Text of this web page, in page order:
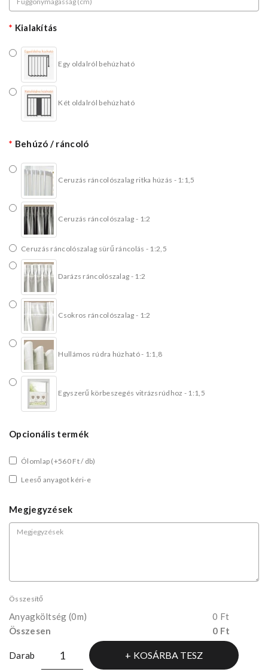
Kialakítás
Egy oldalról behúzható
Két oldalról behúzható
Behúzó / ráncoló
Ceruzás ráncolószalag ritka húzás - 1:1,5
Ceruzás ráncolószalag - 1:2
Ceruzás ráncolószalag sürű ráncolás - 1:2,5
Darázs ráncolószalag - 1:2
Csokros ráncolószalag - 1:2
Hullámos rúdra húzható - 1:1,8
Egyszerű körbeszegés vitrázsrúdhoz - 1:1,5
Opcionális termék
Ólomlap (+560 Ft / db)
Leeső anyagot kéri-e
Megjegyzések
Összesítő
Anyagköltség (0m)
0 Ft
Összesen
0 Ft
Darab KOSÁRBA TESZ